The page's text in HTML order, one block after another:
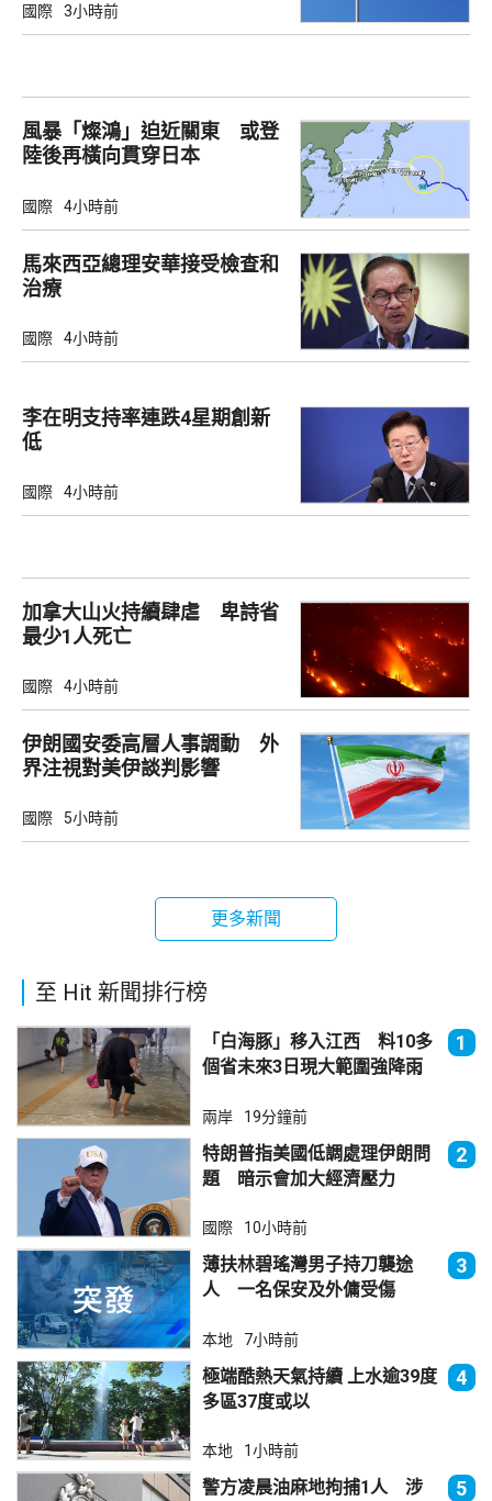
國際 3小時前
風暴「燦鴻」迫近關東 或登
陸後再橫向貫穿日本
國際 4小時前
馬來西亞總理安華接受檢查和
治療
國際 4小時前
李在明支持率連跌4星期創新
低
國際 4小時前
加拿大山火持續肆虐 卑詩省
最少1人死亡
國際 4小時前
伊朗國安委高層人事調動 外
界注視對美伊談判影響
國際 5小時前
更多新聞
至 Hit 新聞排行榜
「白海豚」移入江西 料10多
個省未來3日現大範圍強降雨
1
兩岸 19分鐘前
特朗普指美國低調處理伊朗問
題 暗示會加大經濟壓力
2
國際 10小時前
薄扶林碧瑤灣男子持刀襲途
人 一名保安及外傭受傷
3
本地 7小時前
極端酷熱天氣持續 上水逾39度
多區37度或以
4
本地 1小時前
警方凌晨油麻地拘捕1人 涉
5